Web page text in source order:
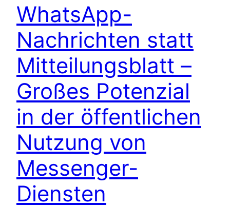
WhatsApp-
Nachrichten statt
Mitteilungsblatt –
Großes Potenzial
in der öffentlichen
Nutzung von
Messenger-
Diensten